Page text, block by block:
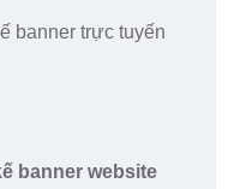
banner trực tuyến
banner website